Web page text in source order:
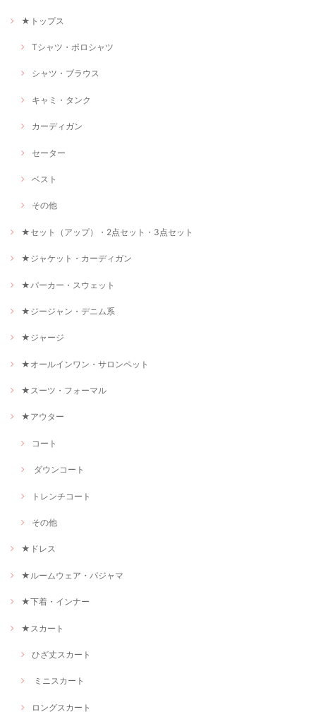
★トップス
Tシャツ・ポロシャツ
シャツ・ブラウス
キャミ・タンク
カーディガン
セーター
ベスト
その他
★セット（アップ）・2点セット・3点セット
★ジャケット・カーディガン
★パーカー・スウェット
★ジージャン・デニム系
★ジャージ
★オールインワン・サロンペット
★スーツ・フォーマル
★アウター
コート
ダウンコート
トレンチコート
その他
★ドレス
★ルームウェア・パジャマ
★下着・インナー
★スカート
ひざ丈スカート
ミニスカート
ロングスカート